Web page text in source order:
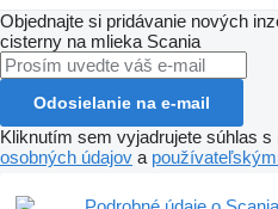
Objednajte si pridávanie nových
cisterny na mlieka Scania
Odosielanie na e-mail
Kliknutím sem vyjadrujete súhlas s
osobných údajov a